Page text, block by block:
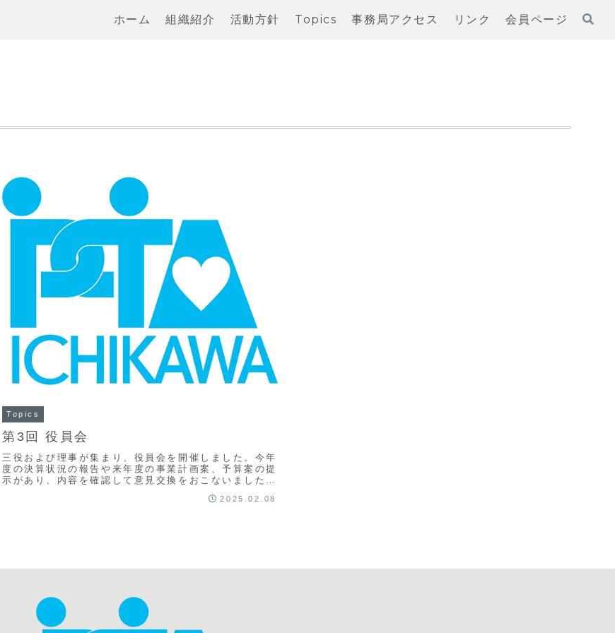
ホーム 組織紹介 活動方針 Topics 事務局アクセス リンク 会員ページ
Topics
第3回 役員会
三役および理事が集まり、役員会を開催しました。今年
度の決算状況の報告や来年度の事業計画案、予算案の提
示があり、内容を確認して意見交換をおこないました。
2025.02.08